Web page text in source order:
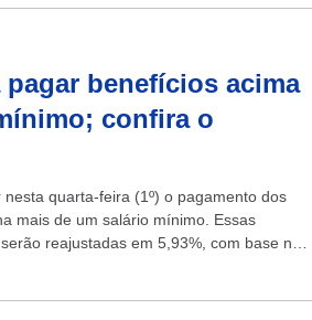
pagar benefícios acima
confira o
quarta-feira (1º) o pagamento dos
mais de um salário mínimo. Essas
reajustadas em 5,93%, com base na